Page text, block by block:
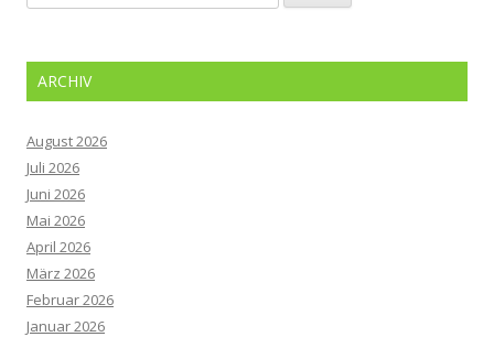
nach:
ARCHIV
August 2026
Juli 2026
Juni 2026
Mai 2026
April 2026
März 2026
Februar 2026
Januar 2026